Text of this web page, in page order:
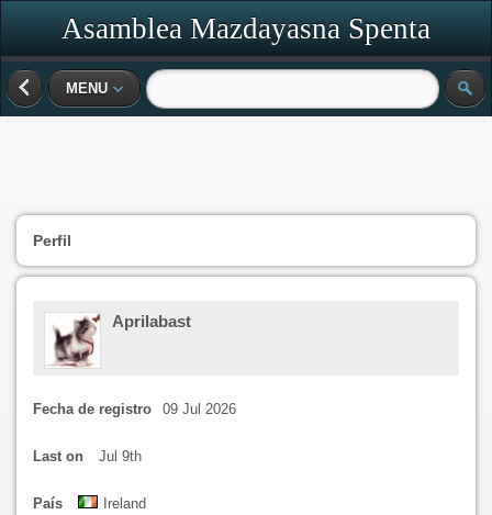
Asamblea Mazdayasna Spenta
MENU
Perfil
Aprilabast
Fecha de registro 09 Jul 2026
Last on Jul 9th
País Ireland